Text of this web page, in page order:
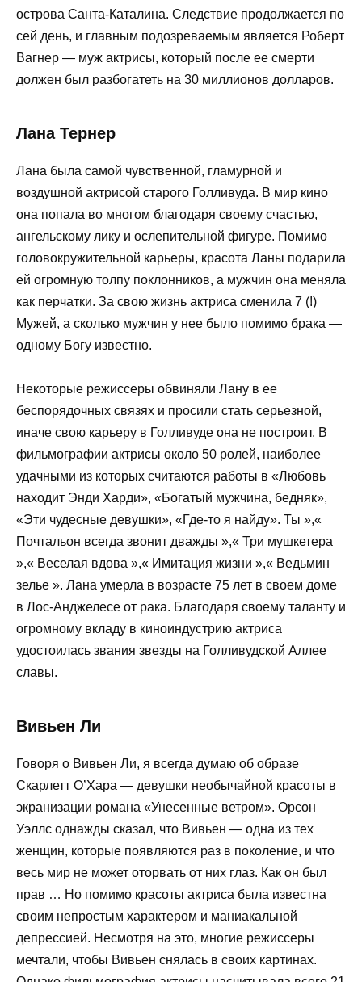
острова Санта-Каталина. Следствие продолжается по
сей день, и главным подозреваемым является Роберт
Вагнер — муж актрисы, который после ее смерти
должен был разбогатеть на 30 миллионов долларов.
Лана Тернер
Лана была самой чувственной, гламурной и
воздушной актрисой старого Голливуда. В мир кино
она попала во многом благодаря своему счастью,
ангельскому лику и ослепительной фигуре. Помимо
головокружительной карьеры, красота Ланы подарила
ей огромную толпу поклонников, а мужчин она меняла
как перчатки. За свою жизнь актриса сменила 7 (!)
Мужей, а сколько мужчин у нее было помимо брака —
одному Богу известно.
Некоторые режиссеры обвиняли Лану в ее
беспорядочных связях и просили стать серьезной,
иначе свою карьеру в Голливуде она не построит. В
фильмографии актрисы около 50 ролей, наиболее
удачными из которых считаются работы в «Любовь
находит Энди Харди», «Богатый мужчина, бедняк»,
«Эти чудесные девушки», «Где-то я найду». Ты »,«
Почтальон всегда звонит дважды »,« Три мушкетера
»,« Веселая вдова »,« Имитация жизни »,« Ведьмин
зелье ». Лана умерла в возрасте 75 лет в своем доме
в Лос-Анджелесе от рака. Благодаря своему таланту и
огромному вкладу в киноиндустрию актриса
удостоилась звания звезды на Голливудской Аллее
славы.
Вивьен Ли
Говоря о Вивьен Ли, я всегда думаю об образе
Скарлетт О’Хара — девушки необычайной красоты в
экранизации романа «Унесенные ветром». Орсон
Уэллс однажды сказал, что Вивьен — одна из тех
женщин, которые появляются раз в поколение, и что
весь мир не может оторвать от них глаз. Как он был
прав … Но помимо красоты актриса была известна
своим непростым характером и маниакальной
депрессией. Несмотря на это, многие режиссеры
мечтали, чтобы Вивьен снялась в своих картинах.